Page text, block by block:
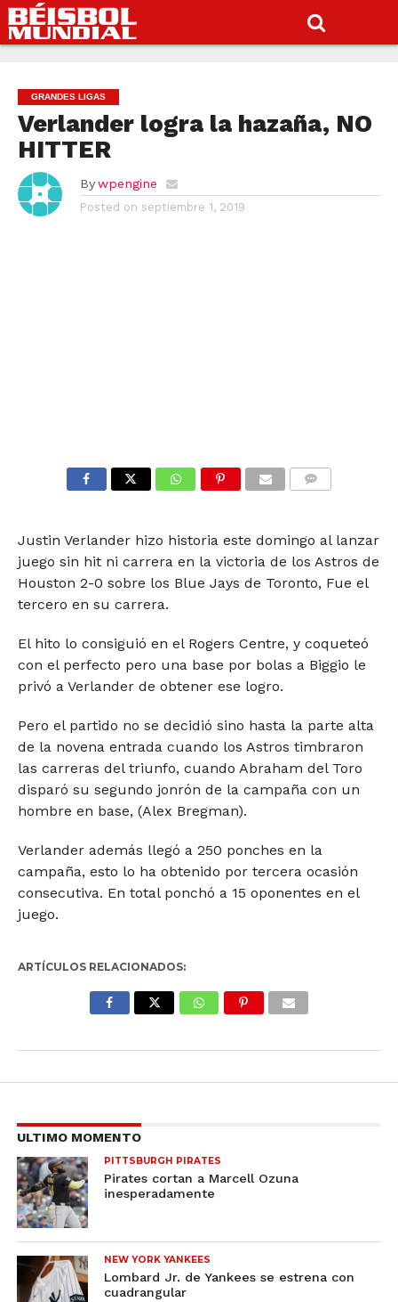
GRANDES LIGAS
Verlander logra la hazaña, NO
HITTER
By wpengine
Posted on septiembre 1, 2019
Justin Verlander hizo historia este domingo al lanzar
juego sin hit ni carrera en la victoria de los Astros de
Houston 2-0 sobre los Blue Jays de Toronto, Fue el
tercero en su carrera.
El hito lo consiguió en el Rogers Centre, y coqueteó
con el perfecto pero una base por bolas a Biggio le
privó a Verlander de obtener ese logro.
Pero el partido no se decidió sino hasta la parte alta
de la novena entrada cuando los Astros timbraron
las carreras del triunfo, cuando Abraham del Toro
disparó su segundo jonrón de la campaña con un
hombre en base, (Alex Bregman).
Verlander además llegó a 250 ponches en la
campaña, esto lo ha obtenido por tercera ocasión
consecutiva. En total ponchó a 15 oponentes en el
juego.
ARTÍCULOS RELACIONADOS:
ULTIMO MOMENTO
PITTSBURGH PIRATES
Pirates cortan a Marcell Ozuna
inesperadamente
NEW YORK YANKEES
Lombard Jr. de Yankees se estrena con
cuadrangular